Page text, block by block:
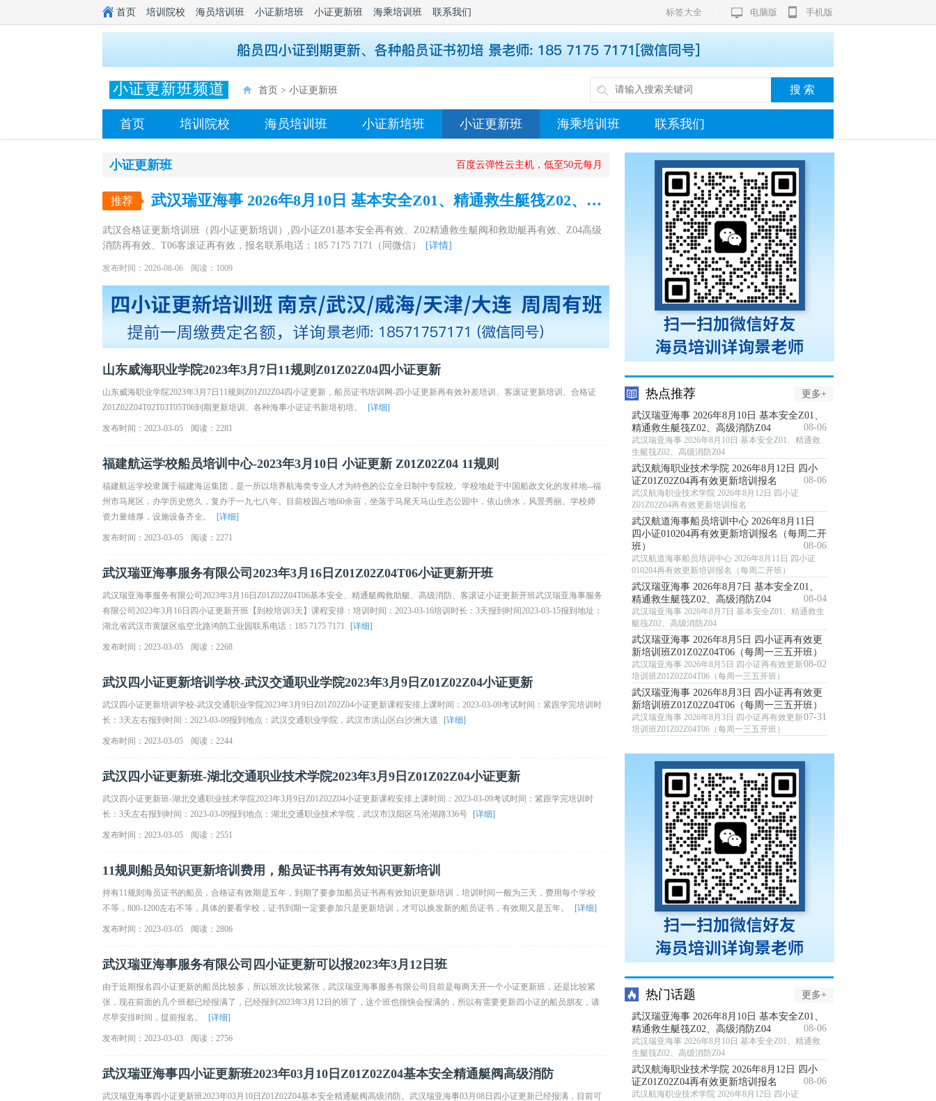
首页 培训院校 海员培训班 小证新培班 小证更新班 海乘培训班 联系我们 电脑版 手机版
标签大全
小证更新班频道 首页 > 小证更新班
首页 培训院校 海员培训班 小证新培班 小证更新班 海乘培训班 联系我们
小证更新班 百度云弹性云主机，低至50元每月
推荐 武汉瑞亚海事 2026年8月10日 基本安全Z01、精通救生艇筏Z02、高级消防Z04
武汉合格证更新培训班（四小证更新培训）,四小证Z01基本安全再有效、Z02精通救生艇阀和救助艇再有效、Z04高级
消防再有效、T06客滚证再有效，报名联系电话：185 7175 7171（同微信）
[详情]
发布时间：2026-08-06 阅读：1009
山东威海职业学院2023年3月7日11规则Z01Z02Z04四小证更新
山东威海职业学院2023年3月7日11规则Z01Z02Z04四小证更新，船员证书培训网-四小证更新再有效补差培训、客滚证更新培训、合格证
Z01Z02Z04T02T03T05T06到期更新培训、各种海事小证证书新培初培。
[详细]
发布时间：2023-03-05 阅读：2281
福建航运学校船员培训中心-2023年3月10日 小证更新 Z01Z02Z04 11规则
福建航运学校隶属于福建海运集团，是一所以培养航海类专业人才为特色的公立全日制中专院校。学校地处于中国船政文化的发祥地--福
州市马尾区，办学历史悠久，复办于一九七八年。目前校园占地60余亩，坐落于马尾天马山生态公园中，依山傍水，风景秀丽。学校师
资力量雄厚，设施设备齐全。
[详细]
发布时间：2023-03-05 阅读：2271
武汉瑞亚海事服务有限公司2023年3月16日Z01Z02Z04T06小证更新开班
武汉瑞亚海事服务有限公司2023年3月16日Z01Z02Z04T06基本安全、精通艇阀救助艇、高级消防、客滚证小证更新开班武汉瑞亚海事服务
有限公司2023年3月16日四小证更新开班【到校培训3天】课程安排：培训时间：2023-03-16培训时长：3天报到时间2023-03-15报到地址：
湖北省武汉市黄陂区临空北路鸿鹄工业园联系电话：185 7175 7171
[详细]
发布时间：2023-03-05 阅读：2268
武汉四小证更新培训学校-武汉交通职业学院2023年3月9日Z01Z02Z04小证更新
武汉四小证更新培训学校-武汉交通职业学院2023年3月9日Z01Z02Z04小证更新课程安排上课时间：2023-03-09考试时间：紧跟学完培训时
长：3天左右报到时间：2023-03-09报到地点：武汉交通职业学院，武汉市洪山区白沙洲大道
[详细]
发布时间：2023-03-05 阅读：2244
武汉四小证更新班-湖北交通职业技术学院2023年3月9日Z01Z02Z04小证更新
武汉四小证更新班-湖北交通职业技术学院2023年3月9日Z01Z02Z04小证更新课程安排上课时间：2023-03-09考试时间：紧跟学完培训时
长：3天左右报到时间：2023-03-09报到地点：湖北交通职业技术学院，武汉市汉阳区马沧湖路336号
[详细]
发布时间：2023-03-05 阅读：2551
11规则船员知识更新培训费用，船员证书再有效知识更新培训
持有11规则海员证书的船员，合格证有效期是五年，到期了要参加船员证书再有效知识更新培训，培训时间一般为三天，费用每个学校
不等，800-1200左右不等，具体的要看学校，证书到期一定要参加只是更新培训，才可以换发新的船员证书，有效期又是五年。
[详细]
发布时间：2023-03-05 阅读：2806
武汉瑞亚海事服务有限公司四小证更新可以报2023年3月12日班
由于近期报名四小证更新的船员比较多，所以班次比较紧张，武汉瑞亚海事服务有限公司目前是每两天开一个小证更新班，还是比较紧
张，现在前面的几个班都已经报满了，已经报到2023年3月12日的班了，这个班也很快会报满的，所以有需要更新四小证的船员朋友，请
尽早安排时间，提前报名。
[详细]
发布时间：2023-03-03 阅读：2756
武汉瑞亚海事四小证更新班2023年03月10日Z01Z02Z04基本安全精通艇阀高级消防
武汉瑞亚海事四小证更新班2023年03月10日Z01Z02Z04基本安全精通艇阀高级消防。武汉瑞亚海事03月08日四小证更新已经报满，目前可
热点推荐 更多+
武汉瑞亚海事 2026年8月10日 基本安全Z01、
精通救生艇筏Z02、高级消防Z04
08-06
武汉瑞亚海事 2026年8月10日 基本安全Z01、精通救
生艇筏Z02、高级消防Z04
武汉航海职业技术学院 2026年8月12日 四小
证Z01Z02Z04再有效更新培训报名
08-06
武汉航海职业技术学院 2026年8月12日 四小证
Z01Z02Z04再有效更新培训报名
武汉航道海事船员培训中心 2026年8月11日
四小证010204再有效更新培训报名（每周二开
班）
08-06
武汉航道海事船员培训中心 2026年8月11日 四小证
010204再有效更新培训报名（每周二开班）
武汉瑞亚海事 2026年8月7日 基本安全Z01、
精通救生艇筏Z02、高级消防Z04
08-04
武汉瑞亚海事 2026年8月7日 基本安全Z01、精通救生
艇筏Z02、高级消防Z04
武汉瑞亚海事 2026年8月5日 四小证再有效更
新培训班Z01Z02Z04T06（每周一三五开班）
08-02
武汉瑞亚海事 2026年8月5日 四小证再有效更新
培训班Z01Z02Z04T06（每周一三五开班）
武汉瑞亚海事 2026年8月3日 四小证再有效更
新培训班Z01Z02Z04T06（每周一三五开班）
07-31
武汉瑞亚海事 2026年8月3日 四小证再有效更新
培训班Z01Z02Z04T06（每周一三五开班）
热门话题 更多+
武汉瑞亚海事 2026年8月10日 基本安全Z01、
精通救生艇筏Z02、高级消防Z04
08-06
武汉瑞亚海事 2026年8月10日 基本安全Z01、精通救
生艇筏Z02、高级消防Z04
武汉航海职业技术学院 2026年8月12日 四小
证Z01Z02Z04再有效更新培训报名
08-06
武汉航海职业技术学院 2026年8月12日 四小证